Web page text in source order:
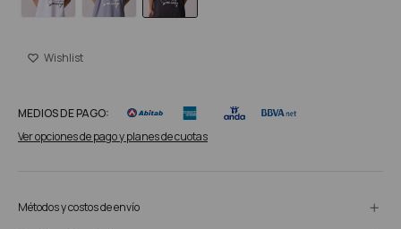
MEDIOS DE PAGO:
Ver opciones de pago y planes de cuotas
Métodos y costos de envío